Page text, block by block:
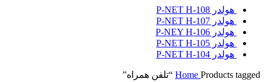
هولدر P-NET H-108
هولدر P-NET H-107
هولدر P-NEY H-106
هولدر P-NET H-105
هولدر P-NET H-104
Home Products tagged “تلفن همراه”